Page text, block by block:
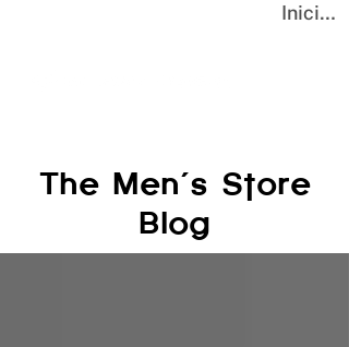
Iniciar
The Men´s Store
Blog